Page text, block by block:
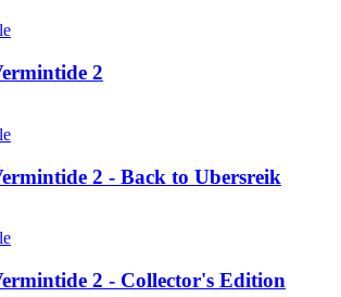
2
2 - Back to Ubersreik
2 - Collector's Edition